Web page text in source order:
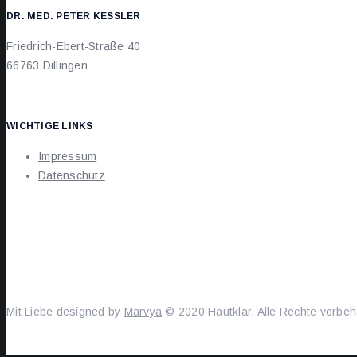
DR. MED. PETER KESSLER
Friedrich-Ebert-Straße 40
66763 Dillingen
WICHTIGE LINKS
Impressum
Datenschutz
Mit Liebe designed by Marvya © 2020 Hautklar. Alle Rechte